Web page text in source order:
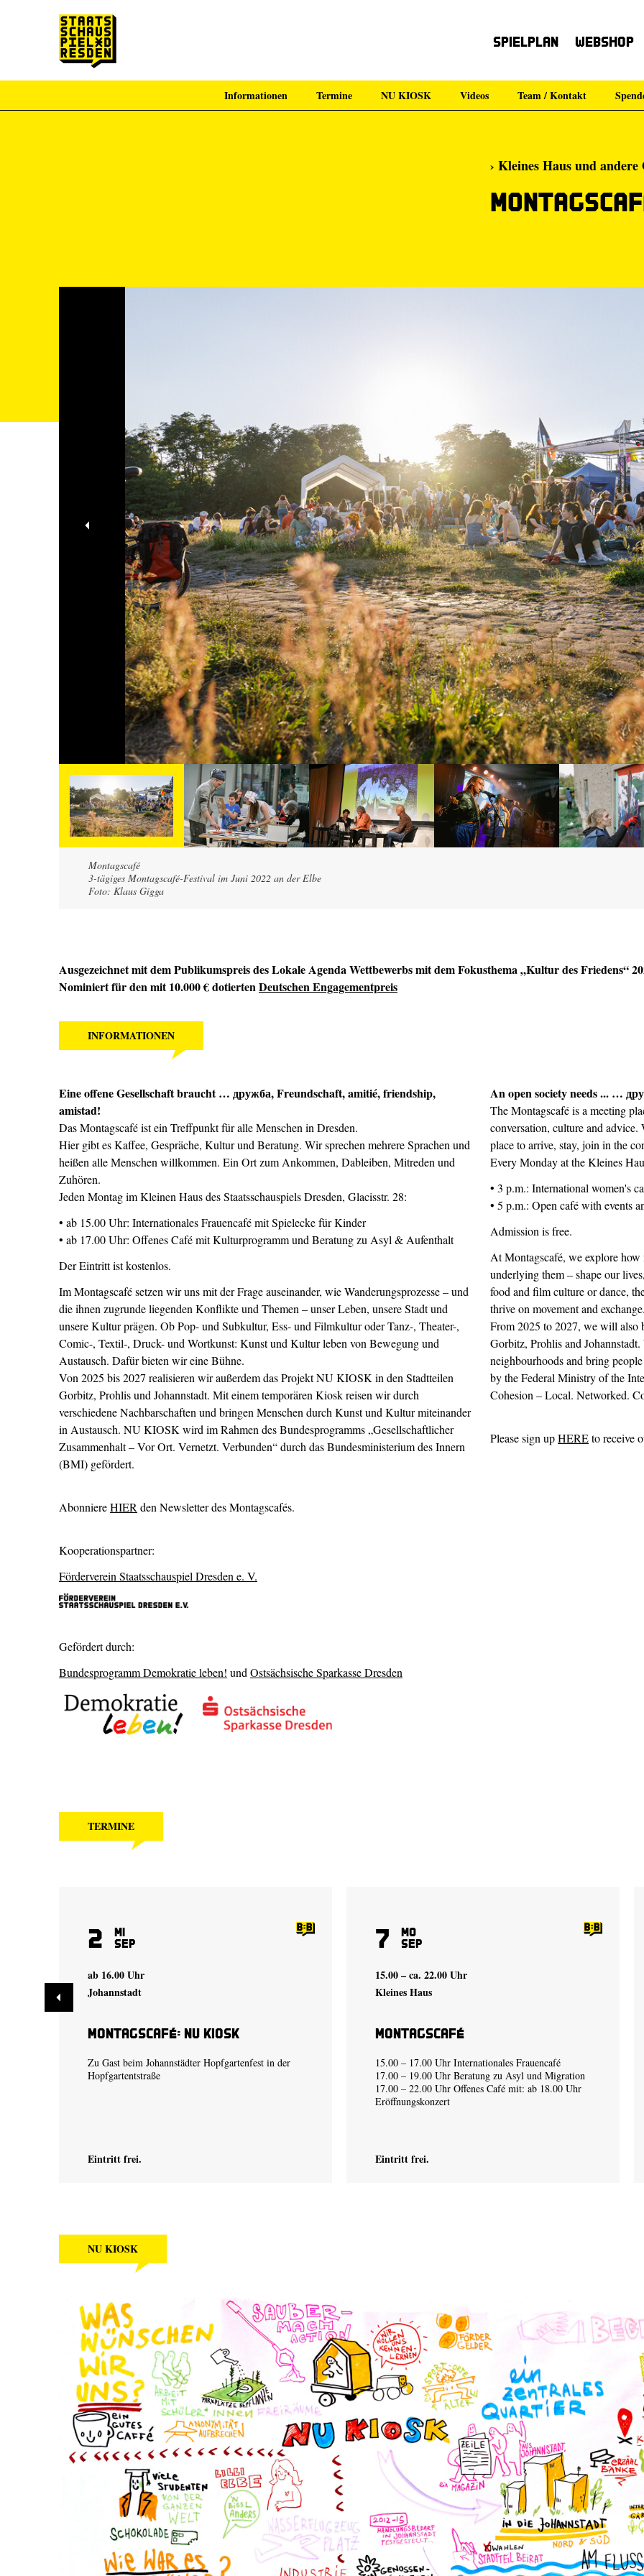
Zum Footer springen
Spielplan Webshop
Informationen Termine NU KIOSK Videos Team / Kontakt
› Kleines Haus und andere
Montagscafé
3-tägiges Montagscafé-Festival im Juni 2022 an der Elbe
Foto: Klaus Gigga
Ausgezeichnet mit dem Publikumspreis des Lokale Agenda Wettbewerbs mit dem Fokusthema „Kultur des Friedens“
Nominiert für den mit 10.000 € dotiertenDeutschen Engagementpreis
INFORMATIONEN
Eine offene Gesellschaft braucht … дружба,Freundschaft, amitié, friendship,
amistad!
Das Montagscafé ist ein Treffpunkt für alle Menschen in Dresden.
Hier gibt es Kaffee, Gespräche, Kultur und Beratung. Wir sprechen mehrere Sprachen und
heißen alle Menschen willkommen. Ein Ort zum Ankommen, Dableiben, Mitreden und
Zuhören.
Jeden Montag im Kleinen Haus des Staatsschauspiels Dresden, Glacisstr. 28:
• ab 15.00 Uhr: Internationales Frauencafé mit Spielecke für Kinder
• ab 17.00 Uhr: Offenes Café mit Kulturprogramm und Beratung zu Asyl & Aufenthalt
Der Eintritt ist kostenlos.
Im Montagscafé setzen wir uns mit der Frage auseinander, wie Wanderungsprozesse – und
die ihnen zugrunde liegenden Konflikte und Themen – unser Leben, unsere Stadt und
unsere Kultur prägen. Ob Pop- und Subkultur, Ess- und Filmkultur oder Tanz-, Theater-,
Comic-, Textil-, Druck- und Wortkunst: Kunst und Kultur leben von Bewegung und
Austausch. Dafür bieten wir eine Bühne.
Von 2025 bis 2027 realisieren wir außerdem das Projekt NU KIOSK in den Stadtteilen
Gorbitz, Prohlis und Johannstadt. Mit einem temporären Kiosk reisen wir durch
verschiedene Nachbarschaften und bringen Menschen durch Kunst und Kultur miteinander
in Austausch. NU KIOSK wird im Rahmen des Bundesprogramms „Gesellschaftlicher
Zusammenhalt – Vor Ort. Vernetzt. Verbunden“ durch das Bundesministerium des Innern
(BMI) gefördert.
AbonniereHIER den Newsletter des Montagscafés.
An open society needs ... …
The Montagscafé is a meeting
conversation, culture and advice.
place to arrive, stay, join in the
Every Monday at the Kleines
• 3 p.m.: International women's
• 5 p.m.: Open café with events
Admission is free.
At Montagscafé, we explore how
underlying them – shape our
food and film culture or dance,
thrive on movement and
From 2025 to 2027, we will
Gorbitz, Prohlis and
neighbourhoods and bring
by the Federal Ministry of the
Cohesion – Local. Networked.
Please sign upHEREto receive
Kooperationspartner:
Förderverein Staatsschauspiel Dresden e. V.
Gefördert durch:
Bundesprogramm Demokratie leben! undOstsächsische Sparkasse Dresden
TERMINE
2 Mi
Sep
ab 16.00 Uhr
Johannstadt
Montagscafé: Nu Kiosk
Zu Gast beim Johannstädter Hopfgartenfest in der
Hopfgartentstraße
Eintritt frei.
7 Mo
Sep
15.00 – ca. 22.00 Uhr
Kleines Haus
Montagscafé
15.00 – 17.00 Uhr Internationales Frauencafé
17.00 – 19.00 Uhr Beratung zu Asyl und Migration
17.00 – 22.00 Uhr Offenes Café mit: ab 18.00 Uhr
Eröffnungskonzert
Eintritt frei.
NU KIOSK